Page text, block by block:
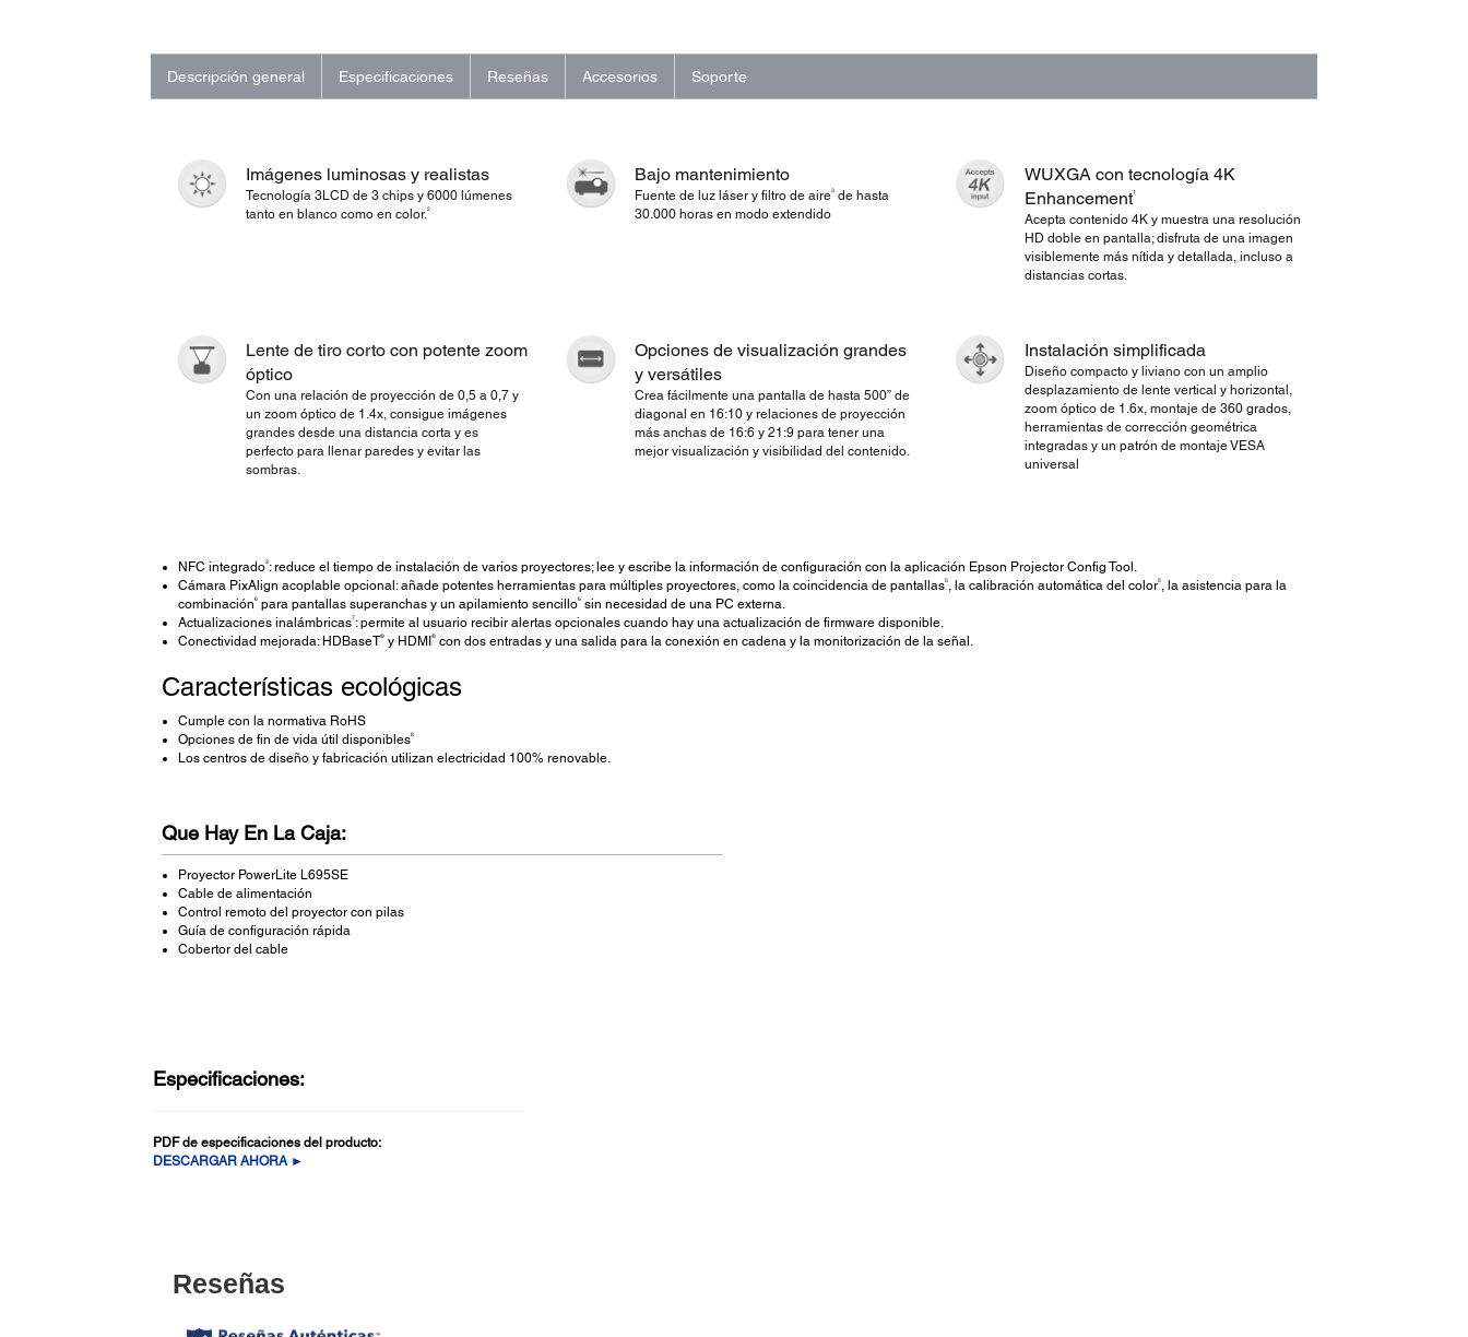
Descripción general Especificaciones Reseñas Accesorios Soporte
Imágenes luminosas y realistas
Tecnología 3LCD de 3 chips y 6000 lúmenes
tanto en blanco como en color.2
Bajo mantenimiento
Fuente de luz láser y filtro de aire3 de hasta
30.000 horas en modo extendido
WUXGA con tecnología 4K
Enhancement1
Acepta contenido 4K y muestra una resolución
HD doble en pantalla; disfruta de una imagen
visiblemente más nítida y detallada, incluso a
distancias cortas.
Lente de tiro corto con potente zoom
óptico
Con una relación de proyección de 0,5 a 0,7 y
un zoom óptico de 1.4x, consigue imágenes
grandes desde una distancia corta y es
perfecto para llenar paredes y evitar las
sombras.
Opciones de visualización grandes
y versátiles
Crea fácilmente una pantalla de hasta 500” de
diagonal en 16:10 y relaciones de proyección
más anchas de 16:6 y 21:9 para tener una
mejor visualización y visibilidad del contenido.
Instalación simplificada
Diseño compacto y liviano con un amplio
desplazamiento de lente vertical y horizontal,
zoom óptico de 1.6x, montaje de 360 ​​grados,
herramientas de corrección geométrica
integradas y un patrón de montaje VESA
universal
NFC integrado3: reduce el tiempo de instalación de varios proyectores; lee y escribe la información de configuración con la aplicación Epson Projector Config Tool.
Cámara PixAlign acoplable opcional: añade potentes herramientas para múltiples proyectores, como la coincidencia de pantallas5, la calibración automática del color5, la asistencia para la
combinación 6para pantallas superanchas y un apilamiento sencillo6sin necesidad de una PC externa.
Actualizaciones inalámbricas7 : permite al usuario recibir alertas opcionales cuando hay una actualización de firmware disponible.
Conectividad mejorada: HDBaseT®y HDMI ®con dos entradas y una salida para la conexión en cadena y la monitorización de la señal.
Características ecológicas
Cumple con la normativa RoHS
Opciones de fin de vida útil disponibles8
Los centros de diseño y fabricación utilizan electricidad 100% renovable.
Que Hay En La Caja:
Proyector PowerLite L695SE
Cable de alimentación
Control remoto del proyector con pilas
Guía de configuración rápida
Cobertor del cable
Especificaciones:
PDF de especificaciones del producto:
DESCARGAR AHORA ►